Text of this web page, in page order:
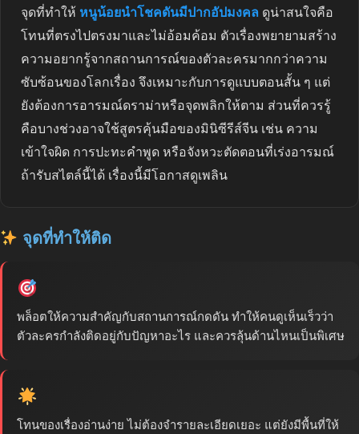
จุดที่ทำให้ หนูน้อยนำโชคดันมีปากอัปมงคล ดูน่าสนใจคือ
โทนที่ตรงไปตรงมาและไม่อ้อมค้อม ตัวเรื่องพยายามสร้าง
ความอยากรู้จากสถานการณ์ของตัวละครมากกว่าความ
ซับซ้อนของโลกเรื่อง จึงเหมาะกับการดูแบบตอนสั้น ๆ แต่
ยังต้องการอารมณ์ดราม่าหรือจุดพลิกให้ตาม ส่วนที่ควรรู้
คือบางช่วงอาจใช้สูตรคุ้นมือของมินิซีรีส์จีน เช่น ความ
เข้าใจผิด การปะทะคำพูด หรือจังหวะตัดตอนที่เร่งอารมณ์
ถ้ารับสไตล์นี้ได้ เรื่องนี้มีโอกาสดูเพลิน
จุดที่ทำให้ติด
พล็อตให้ความสำคัญกับสถานการณ์กดดัน ทำให้คนดูเห็นเร็วว่า
ตัวละครกำลังติดอยู่กับปัญหาอะไร และควรลุ้นด้านไหนเป็นพิเศษ
โทนของเรื่องอ่านง่าย ไม่ต้องจำรายละเอียดเยอะ แต่ยังมีพื้นที่ให้